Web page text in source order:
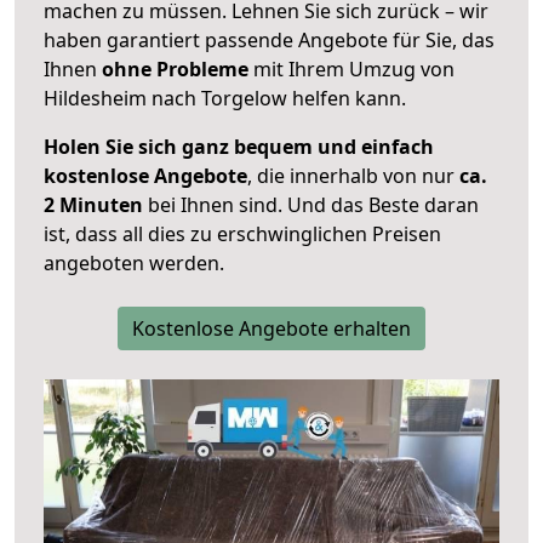
machen zu müssen. Lehnen Sie sich zurück – wir
haben garantiert passende Angebote für Sie, das
Ihnen ohne Probleme mit Ihrem Umzug von
Hildesheim nach Torgelow helfen kann.
Holen Sie sich ganz bequem und einfach
kostenlose Angebote, die innerhalb von nurca.
2 Minuten bei Ihnen sind. Und das Beste daran
ist, dass all dies zu erschwinglichen Preisen
angeboten werden.
Kostenlose Angebote erhalten